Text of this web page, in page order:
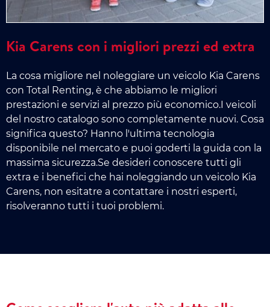
Kia Carens con i migliori prezzi ed extra
La cosa migliore nel noleggiare un veicolo Kia Carens
con Total Renting, è che abbiamo le migliori
prestazioni e servizi al prezzo più economico.I veicoli
del nostro catalogo sono completamente nuovi. Cosa
significa questo? Hanno l'ultima tecnologia
disponibile nel mercato e puoi goderti la guida con la
massima sicurezza.Se desideri conoscere tutti gli
extra e i benefici che hai noleggiando un veicolo Kia
Carens, non esitatre a contattare i nostri esperti,
risolveranno tutti i tuoi problemi.